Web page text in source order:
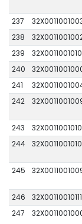
237
238
239
240
241
242
243
244
245
246
247